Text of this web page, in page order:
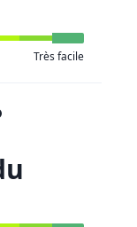
Très facile